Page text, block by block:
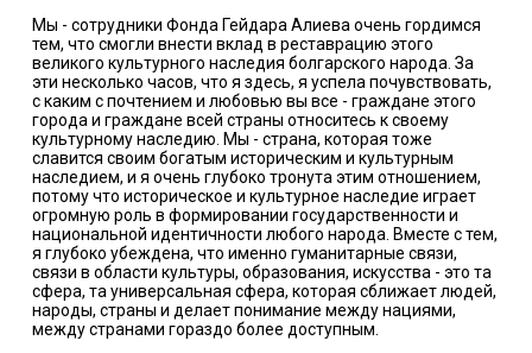
Мы - сотрудники Фонда Гейдара Алиева очень гордимся
тем, что смогли внести вклад в реставрацию этого
великого культурного наследия болгарского народа. За
эти несколько часов, что я здесь, я успела почувствовать,
с каким с почтением и любовью вы все - граждане этого
города и граждане всей страны относитесь к своему
культурному наследию. Мы - страна, которая тоже
славится своим богатым историческим и культурным
наследием, и я очень глубоко тронута этим отношением,
потому что историческое и культурное наследие играет
огромную роль в формировании государственности и
национальной идентичности любого народа. Вместе с тем,
я глубоко убеждена, что именно гуманитарные связи,
связи в области культуры, образования, искусства - это та
сфера, та универсальная сфера, которая сближает людей,
народы, страны и делает понимание между нациями,
между странами гораздо более доступным.